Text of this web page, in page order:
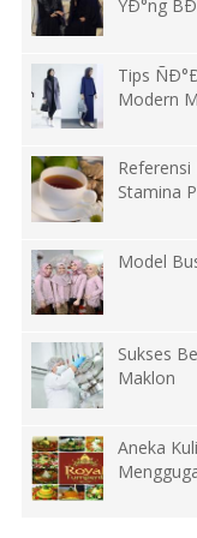
YÐ°ng
Tips
Modern
Stamina
Model
Sukses
Maklon
Aneka